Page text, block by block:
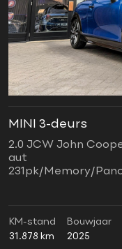
MINI 3-deurs
2.0 JCW John
aut
231pk/Memory/
KM-stand
31.878 km
Bouwjaar
2025